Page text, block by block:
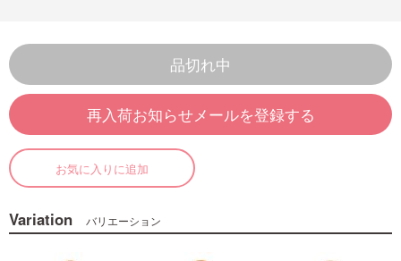
品切れ中
再入荷お知らせメールを登録する
お気に入りに追加
Variation バリエーション